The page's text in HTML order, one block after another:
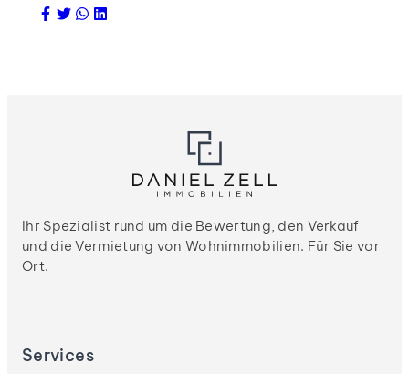
Ihr Spezialist rund um die Bewertung, den Verkauf
und die Vermietung von Wohnimmobilien. Für Sie vor
Ort.
Services